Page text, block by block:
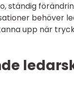
ständig
behöver
upp när